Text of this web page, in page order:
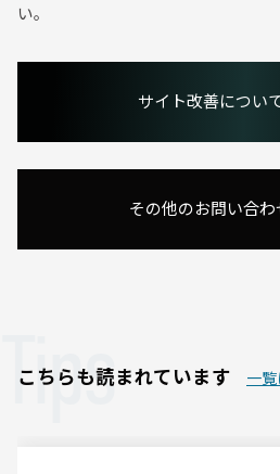
い。
サイト改善につい
その他のお問い合わ
Tips
こちらも読まれています 一覧